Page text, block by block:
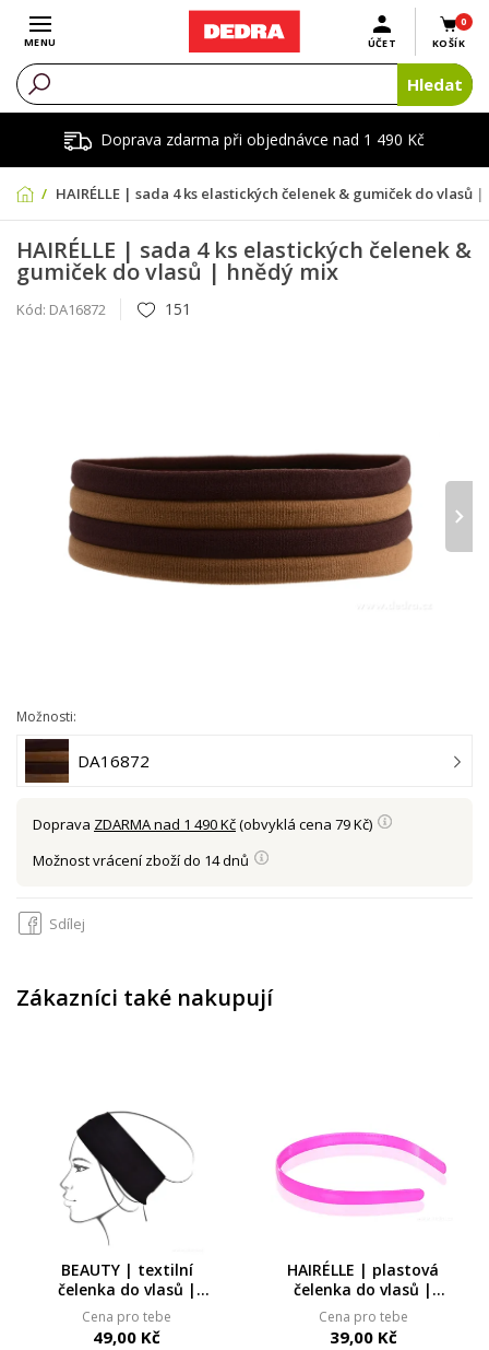
Doprava zdarma při objednávce nad 1 490 Kč
Otevřít menu
MENU
0
KOŠÍK
ÚČET
Hledat
HAIRÉLLE | sada 4 ks elastických čelenek & gumiček do vlasů
HAIRÉLLE | sada 4 ks elastických čelenek &
gumiček do vlasů | hnědý mix
Kód: DA16872 151
›
Možnosti:
DA16872
Doprava ZDARMA nad 1 490 Kč(obvyklá cena 79 Kč)
Možnost vrácení zboží do 14 dnů
Sdílej
Zákazníci také nakupují
BEAUTY | textilní
čelenka do vlasů |
elastický úplet
Cena pro tebe
49,00 Kč
HAIRÉLLE | plastová
čelenka do vlasů |
růžová
Cena pro tebe
39,00 Kč